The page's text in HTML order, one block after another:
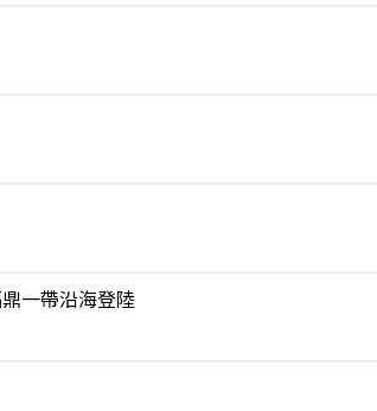
一帶沿海登陸